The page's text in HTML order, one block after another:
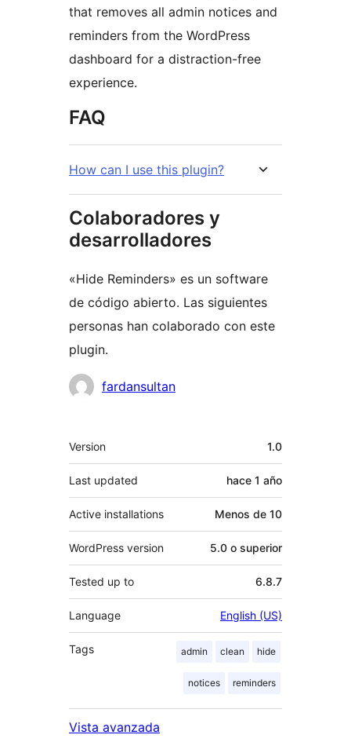
that removes all admin notices and
reminders from the WordPress
dashboard for a distraction-free
experience.
FAQ
How can I use this plugin?
Colaboradores y
desarrolladores
«Hide Reminders» es un software
de código abierto. Las siguientes
personas han colaborado con este
plugin.
Colaboradores
fardansultan
Meta
Version 1.0
Last updated hace 1 año
Active installations Menos de 10
WordPress version 5.0 o superior
Tested up to 6.8.7
Language English (US)
Tags admin clean hide
notices reminders
Vista avanzada